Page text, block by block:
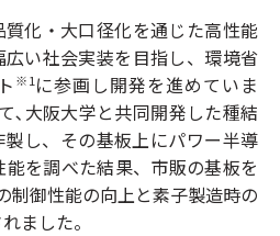
化・大口径化を通じた高性能
い社会実装を目指し、環境省
※1に参画し開発を進めていま
､大阪大学と共同開発した種結
し、その基板上にパワー半導
を調べた結果、市販の基板を
制御性能の向上と素子製造時の
ました。